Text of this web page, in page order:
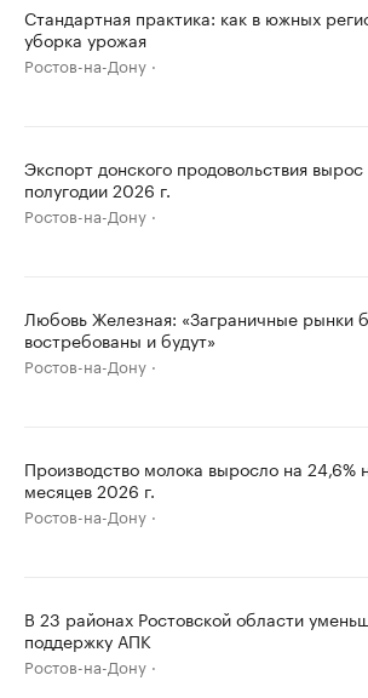
Стандартная практика: как в южных
уборка урожая
Ростов-на-Дону
Экспорт донского продовольствия
полугодии 2026 г.
Ростов-на-Дону
Любовь Железная: «Заграничные рынки
востребованы и будут»
Ростов-на-Дону
Производство молока выросло на 24,6%
месяцев 2026 г.
Ростов-на-Дону
В 23 районах Ростовской области
поддержку АПК
Ростов-на-Дону